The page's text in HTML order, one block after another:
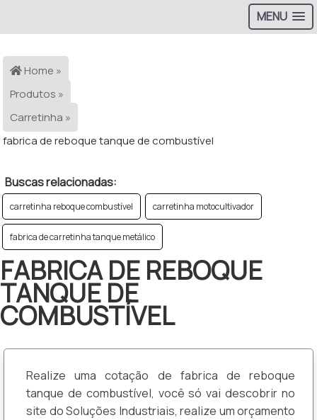
MENU
Home »
Produtos »
Carretinha »
fabrica de reboque tanque de combustível
Buscas relacionadas:
carretinha reboque combustível carretinha motocultivador
fabrica de carretinha tanque metálico
FABRICA DE REBOQUE
TANQUE DE
COMBUSTÍVEL
Realize uma cotação de fabrica de reboque
tanque de combustível, você só vai descobrir no
site do Soluções Industriais, realize um orçamento